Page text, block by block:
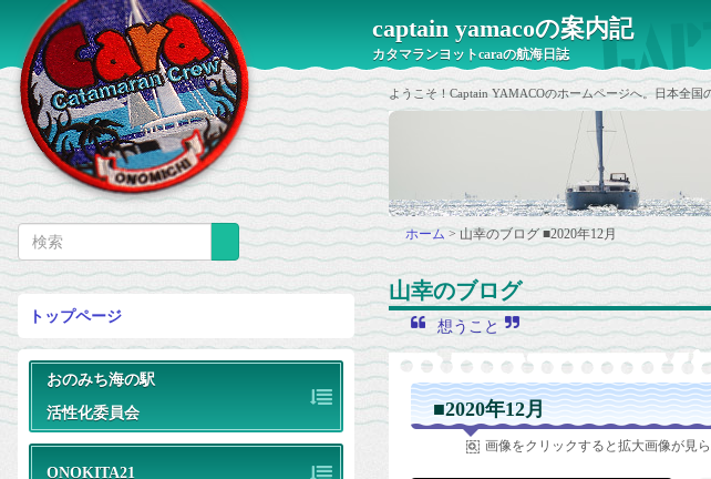
トップページ
おのみち海の駅
活性化委員会
ONOKITA21
captain yamacoの案内記
カタマランヨットcaraの航海日誌
ようこそ！Captain YAMACOのホームページへ。日本全
ホーム >山幸のブログ■2020年12月
山幸のブログ
想うこと
■2020年12月
画像をクリックすると拡大画像が見ら